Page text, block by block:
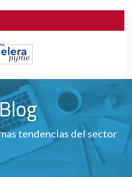
tendencias del sector